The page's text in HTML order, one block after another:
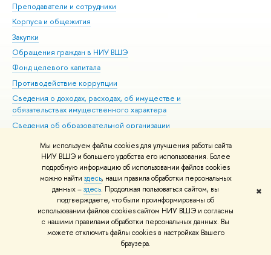
Мы используем файлы cookies для улучшения работы сайта
НИУ ВШЭ и большего удобства его использования. Более
подробную информацию об использовании файлов cookies
можно найти здесь, наши правила обработки персональных
данных –здесь. Продолжая пользоваться сайтом, вы
подтверждаете, что были проинформированы об
использовании файлов cookies сайтом НИУ ВШЭ и согласны
с нашими правилами обработки персональных данных. Вы
можете отключить файлы cookies в настройках Вашего
браузера.
✖
Преподаватели и сотрудники
Корпуса и общежития
Закупки
Обращения граждан в НИУ ВШЭ
Фонд целевого капитала
Противодействие коррупции
Сведения о доходах, расходах, об имуществе и
обязательствах имущественного характера
Сведения об образовательной организации
Людям с ограниченными возможностями здоровья
Единая платежная страница
Работа в Вышке
© НИУ ВШЭ 1993–2026 Адреса и контакты Условия использования
материалов Политика конфиденциальности Карта сайта
Шрифты HSE Sans и HSE Slab разработаны вШколе дизайна НИУ ВШЭ